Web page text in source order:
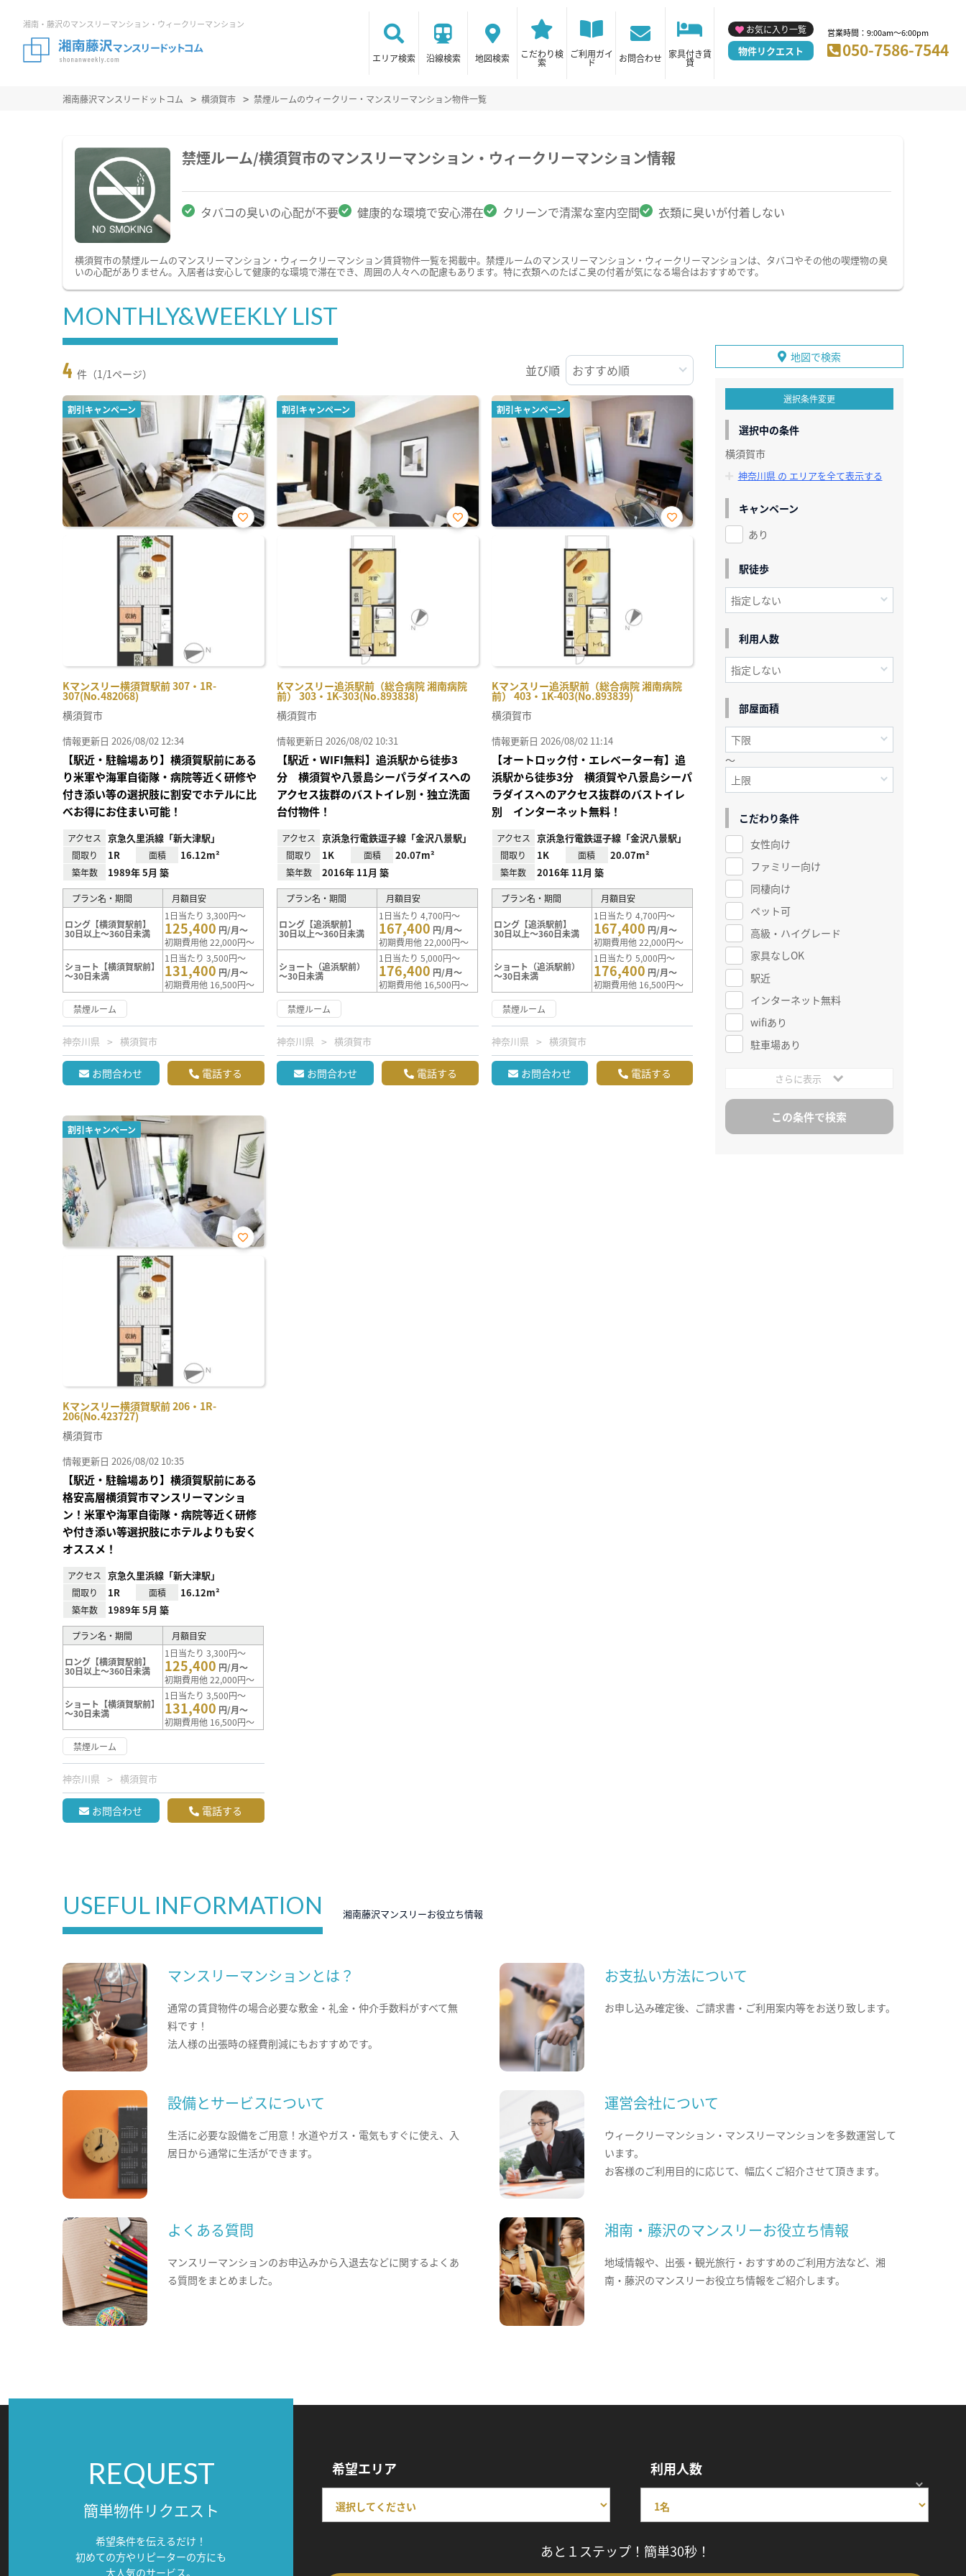
湘南・藤沢のマンスリーマンション・ウィークリーマンション
エリア検索 沿線検索 地図検索 こだわり検
索
ご利用ガイ
ド お問合わせ 家具付き賃
貸
お気に入り一覧
物件リクエスト
営業時間：9:00am～6:00pm
050-7586-7544
湘南藤沢マンスリードットコム 横須賀市 禁煙ルームのウィークリー・マンスリーマンション物件一覧
禁煙ルーム/横須賀市のマンスリーマンション・ウィークリーマンション情報
タバコの臭いの心配が不要 健康的な環境で安心滞在 クリーンで清潔な室内空間 衣類に臭いが付着しない
横須賀市の禁煙ルームのマンスリーマンション・ウィークリーマンション賃貸物件一覧を掲載中。禁煙ルームのマンスリーマンション・ウィークリーマンションは、タバコやその他の喫煙物の臭
いの心配がありません。入居者は安心して健康的な環境で滞在でき、周囲の人々への配慮もあります。特に衣類へのたばこ臭の付着が気になる場合はおすすめです。
MONTHLY&WEEKLY LIST
4 件（1/1ページ） 並び順
割引キャンペーン
Kマンスリー横須賀駅前 307・1R-
307(No.482068)
お気
横須賀市
情報更新日 2026/08/02 12:34
【駅近・駐輪場あり】横須賀駅前にある
り米軍や海軍自衛隊・病院等近く研修や
付き添い等の選択肢に割安でホテルに比
べお得にお住まい可能！
アクセス 京急久里浜線「新大津駅」
間取り 1R 面積 16.12m²
築年数 1989年 5月 築
プラン名・期間 月額目安
ロング【横須賀駅前】
30日以上～360日未満
1日当たり 3,300円～
125,400 円/月～
初期費用他 22,000円～
ショート【横須賀駅前】
～30日未満
1日当たり 3,500円～
131,400 円/月～
初期費用他 16,500円～
禁煙ルーム
神奈川県 横須賀市
お問合わせ 電話する
割引キャンペーン
Kマンスリー追浜駅前（総合病院 湘南病院
前） 303・1K-303(No.893838)
お気
横須賀市
情報更新日 2026/08/02 10:31
【駅近・WIFI無料】追浜駅から徒歩3
分 横須賀や八景島シーパラダイスへの
アクセス抜群のバストイレ別・独立洗面
台付物件！
アクセス 京浜急行電鉄逗子線「金沢八景駅」
間取り 1K 面積 20.07m²
築年数 2016年 11月 築
プラン名・期間 月額目安
ロング【追浜駅前】
30日以上～360日未満
1日当たり 4,700円～
167,400 円/月～
初期費用他 22,000円～
ショート（追浜駅前）
～30日未満
1日当たり 5,000円～
176,400 円/月～
初期費用他 16,500円～
禁煙ルーム
神奈川県 横須賀市
お問合わせ 電話する
割引キャンペーン
Kマンスリー追浜駅前（総合病院 湘南病院
前） 403・1K-403(No.893839)
お気
横須賀市
情報更新日 2026/08/02 11:14
【オートロック付・エレベーター有】追
浜駅から徒歩3分 横須賀や八景島シーパ
ラダイスへのアクセス抜群のバストイレ
別 インターネット無料！
アクセス 京浜急行電鉄逗子線「金沢八景駅」
間取り 1K 面積 20.07m²
築年数 2016年 11月 築
プラン名・期間 月額目安
ロング【追浜駅前】
30日以上～360日未満
1日当たり 4,700円～
167,400 円/月～
初期費用他 22,000円～
ショート（追浜駅前）
～30日未満
1日当たり 5,000円～
176,400 円/月～
初期費用他 16,500円～
禁煙ルーム
神奈川県 横須賀市
お問合わせ 電話する
割引キャンペーン
Kマンスリー横須賀駅前 206・1R-
206(No.423727)
お気
横須賀市
情報更新日 2026/08/02 10:35
【駅近・駐輪場あり】横須賀駅前にある
格安高層横須賀市マンスリーマンショ
ン！米軍や海軍自衛隊・病院等近く研修
や付き添い等選択肢にホテルよりも安く
オススメ！
アクセス 京急久里浜線「新大津駅」
間取り 1R 面積 16.12m²
築年数 1989年 5月 築
プラン名・期間 月額目安
ロング【横須賀駅前】
30日以上～360日未満
1日当たり 3,300円～
125,400 円/月～
初期費用他 22,000円～
ショート【横須賀駅前】
～30日未満
1日当たり 3,500円～
131,400 円/月～
初期費用他 16,500円～
禁煙ルーム
神奈川県 横須賀市
お問合わせ 電話する
地図で検索
選択条件変更
選択中の条件
横須賀市
神奈川県 の エリアを全て表示する
キャンペーン
あり
駅徒歩
利用人数
部屋面積
～
こだわり条件
女性向け
ファミリー向け
同棲向け
ペット可
高級・ハイグレード
家具なしOK
駅近
インターネット無料
wifiあり
駐車場あり
さらに表示
USEFUL INFORMATION 湘南藤沢マンスリーお役立ち情報
マンスリーマンションとは？
通常の賃貸物件の場合必要な敷金・礼金・仲介手数料がすべて無
料です！
法人様の出張時の経費削減にもおすすめです。
お支払い方法について
お申し込み確定後、ご請求書・ご利用案内等をお送り致します。
設備とサービスについて
生活に必要な設備をご用意！水道やガス・電気もすぐに使え、入
居日から通常に生活ができます。
運営会社について
ウィークリーマンション・マンスリーマンションを多数運営して
います。
お客様のご利用目的に応じて、幅広くご紹介させて頂きます。
よくある質問
マンスリーマンションのお申込みから入退去などに関するよくあ
る質問をまとめました。
湘南・藤沢のマンスリーお役立ち情報
地域情報や、出張・観光旅行・おすすめのご利用方法など、湘
南・藤沢のマンスリーお役立ち情報をご紹介します。
REQUEST
簡単物件リクエスト
希望条件を伝えるだけ！
初めての方やリピーターの方にも
大人気のサービス。
希望エリア 利用人数
あと１ステップ！簡単30秒！